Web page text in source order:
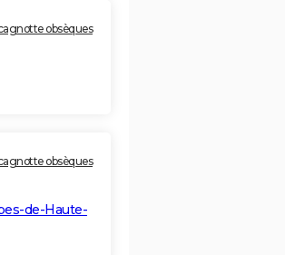
obsèques
obsèques
de-Haute-